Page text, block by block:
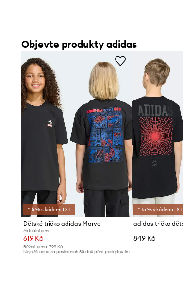
Objevte produkty adidas
*-5 % s kódem: LST
Dětské tričko adidas Marvel
Aktuální cena:
619 Kč
Běžná cena: 799 Kč
Nejnižší cena za posledních 30 dnů před poskytnutím
*-15 % s kódem: LST
849 Kč